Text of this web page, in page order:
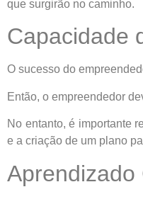
que surgirão no caminho.
Capacidade
O sucesso do
Então, o empreendedor
No entanto, é importante
e a criação de um plano
Aprendizado